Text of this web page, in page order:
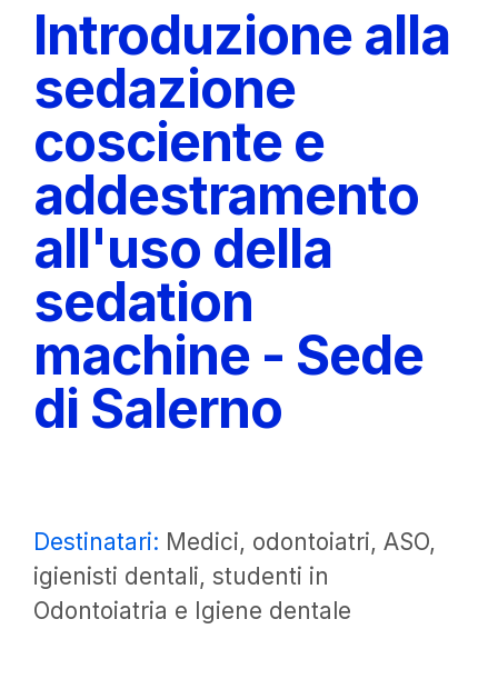
Introduzione alla
sedazione
cosciente e
addestramento
all'uso della
sedation
machine - Sede
di Salerno
Destinatari: Medici, odontoiatri, ASO,
igienisti dentali, studenti in
Odontoiatria e Igiene dentale